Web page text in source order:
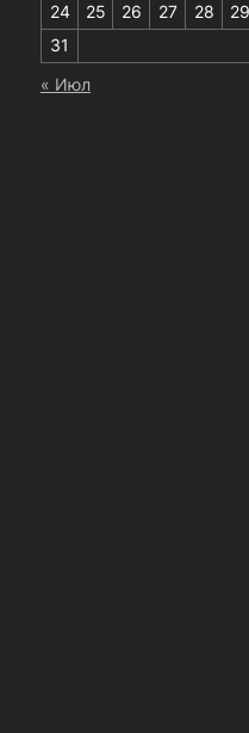
24
25 26 27 28 29
31
« Июл